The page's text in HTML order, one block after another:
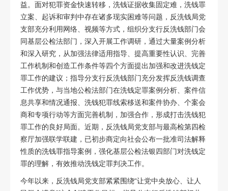
益。面对犯罪资金快速转移，洗钱证据收集固定难，洗钱罪
立案、起诉和审判中存在诸多现实困难等问题，反洗钱局党
支部充分利用网络、视频等方式，组织分支行反洗钱部门会
同基层公检法部门，深入开展工作调研，通过大量案例分析
和深入研究，从加强法律适用指导、提高重要性认识、完善
工作机制和创造工作条件等四个方面提出加强和改进洗钱定
罪工作的建议；指导分支行反洗钱部门充分发挥反洗钱调查
工作优势，与当地公检法部门在洗钱定罪案例分析、案件信
息共享和情况通报、洗钱犯罪线索移送和案件协办、个案会
商和专项行动等方面完善机制，加强合作，形成打击洗钱犯
罪工作的良好局面。近期，反洗钱局党支部与最高检第四检
察厅加强联学联建，已初步商定向社会公布一批准司法解释
性质的洗钱罪指导案例，强化基层公检法银四部门对洗钱定
罪的理解，有效推动洗钱定罪判决工作。
今年以来，反洗钱局党支部紧紧围绕“让党中央放心、让人